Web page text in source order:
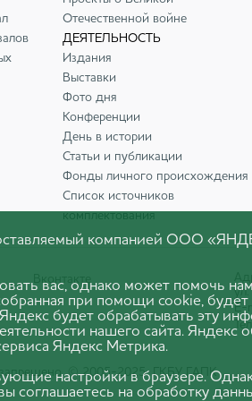
Отечественной войне
ДЕЯТЕЛЬНОСТЬ
Издания
Выставки
Фото дня
Конференции
День в истории
Статьи и публикации
Фонды личного происхождения
Список источников
комплектования
E-
запрещено. © 2005-2025 ГКБУ ГАПК
компанией ООО
вас, однако может помочь
при помощи cookie, будет
будет обрабатывать эту
нашего сайта. Яндекс
Яндекс Метрика.
настройки в браузере.
соглашаетесь на обработку